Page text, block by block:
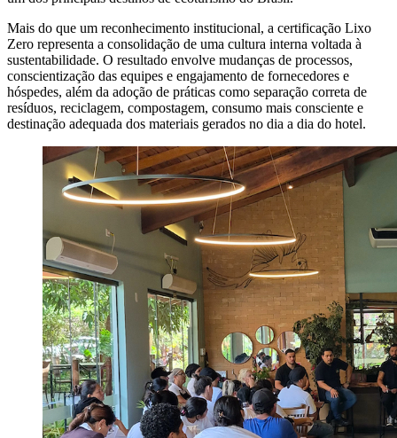
Mais do que um reconhecimento institucional, a certificação Lixo
Zero representa a consolidação de uma cultura interna voltada à
sustentabilidade. O resultado envolve mudanças de processos,
conscientização das equipes e engajamento de fornecedores e
hóspedes, além da adoção de práticas como separação correta de
resíduos, reciclagem, compostagem, consumo mais consciente e
destinação adequada dos materiais gerados no dia a dia do hotel.